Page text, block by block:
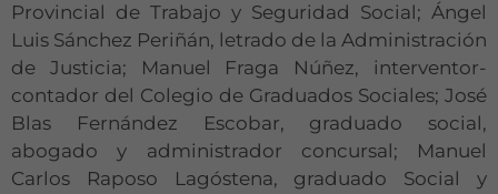
Provincial de Trabajo y Seguridad Social; Ángel
Luis Sánchez Periñán, letrado de la Administración
de Justicia; Manuel Fraga Núñez, interventor-
contador del Colegio de Graduados Sociales; José
Blas Fernández Escobar, graduado social,
abogado y administrador concursal; Manuel
Carlos Raposo Lagóstena, graduado Social y